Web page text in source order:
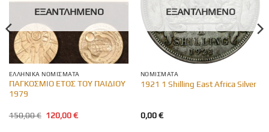
ΕΞΑΝΤΛΗΜΈΝΟ
ΕΛΛΗΝΙΚΆ ΝΟΜΊΣΜΑΤΑ
ΠΑΓΚΟΣΜΙΟ ΕΤΟΣ ΤΟΥ ΠΑΙΔΙΟΥ
1979
150,00€ Original
price
120,00€Η
ΕΞΑΝΤΛΗΜΈΝΟ
ΝΟΜΊΣΜΑΤΑ
1921 1 Shilling East Africa Silver
0,00€